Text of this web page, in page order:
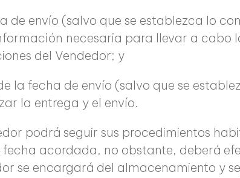
de envío (salvo que se establezca lo
necesaria para llevar a cabo
del Vendedor; y
la fecha de envío (salvo que se
la entrega y el envío.
podrá seguir sus procedimientos
acordada, no obstante, deberá
se encargará del almacenamiento y